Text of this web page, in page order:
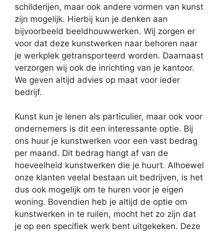
schilderijen, maar ook andere vormen van kunst
zijn mogelijk. Hierbij kun je denken aan
bijvoorbeeld beeldhouwwerken. Wij zorgen er
voor dat deze kunstwerken naar behoren naar
je werkplek getransporteerd worden. Daarnaast
verzorgen wij ook de inrichting van je kantoor.
We geven altijd advies op maat voor ieder
bedrijf.
Kunst kun je lenen als particulier, maar ook voor
ondernemers is dit een interessante optie. Bij
ons huur je kunstwerken voor een vast bedrag
per maand. Dit bedrag hangt af van de
hoeveelheid kunstwerken die je huurt. Alhoewel
onze klanten veelal bestaan uit bedrijven, is het
dus ook mogelijk om te huren voor je eigen
woning. Bovendien heb je altijd de optie om
kunstwerken in te ruilen, mocht het zo zijn dat
je op een specifiek werk bent uitgekeken. Deze